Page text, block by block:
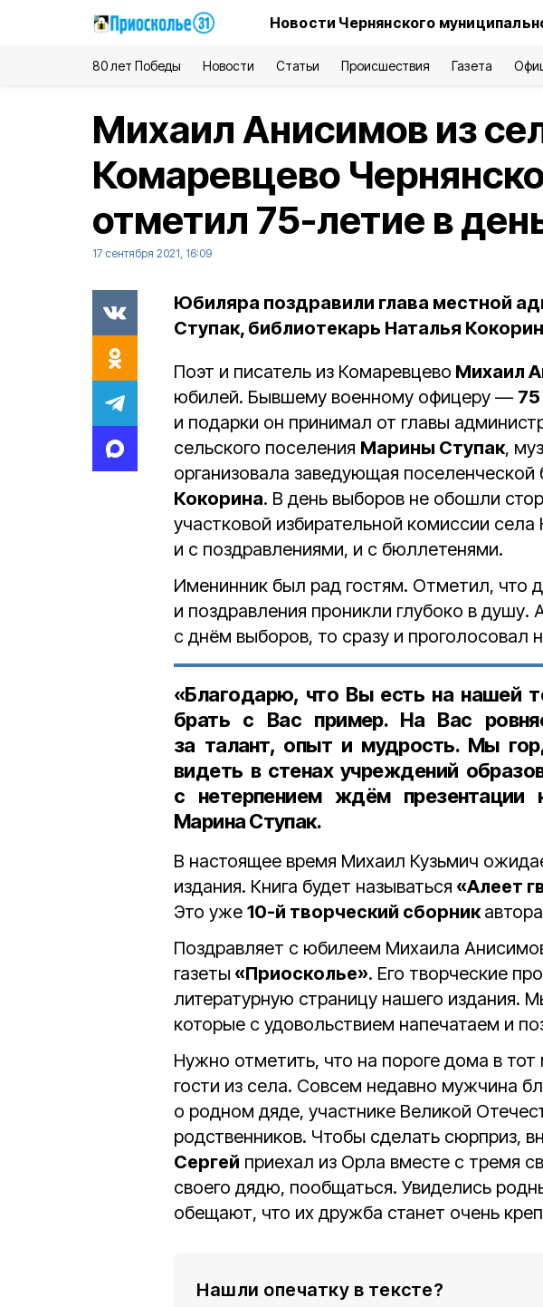
Новости Чернянского
80 лет Победы Новости Статьи Происшествия Газета
Михаил Анисимов из
Комаревцево
отметил 75-летие в
17 сентября 2021, 16:09
Юбиляра поздравили глава местной
Ступак, библиотекарь Наталья
Поэт и писатель из Комаревцево Михаил
юбилей. Бывшему военному офицеру —
и подарки он принимал от главы
сельского поселения Марины Ступак,
организовала заведующая поселенческой
Кокорина. В день выборов не обошли
участковой избирательной комиссии
и с поздравлениями, и с бюллетенями.
Именинник был рад гостям. Отметил, что
и поздравления проникли глубоко в душу.
с днём выборов, то сразу и проголосовал
«Благодарю, что Вы есть на нашей
брать с Вас пример. На Вас
за талант, опыт и мудрость. Мы
видеть в стенах учреждений
с нетерпением ждём презентации
Марина Ступак.
В настоящее время Михаил Кузьмич
издания. Книга будет называться «Алеет
Это уже 10-й творческий сборник
Поздравляет с юбилеем Михаила
газеты «Приосколье». Его творческие
литературную страницу нашего издания.
которые с удовольствием напечатаем и
Нужно отметить, что на пороге дома в
гости из села. Совсем недавно мужчина
о родном дяде, участнике Великой
родственников. Чтобы сделать сюрприз,
Сергей приехал из Орла вместе с тремя
своего дядю, пообщаться. Увиделись
обещают, что их дружба станет очень
Нашли опечатку в тексте?